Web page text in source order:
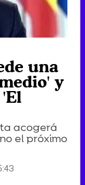
una
y
acogerá
el próximo